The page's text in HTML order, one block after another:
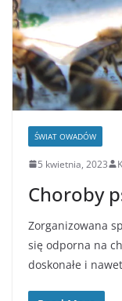
ŚWIAT OWADÓW
5 kwietnia, 2023
Choroby
Zorganizowana
się odporna na
doskonałe i